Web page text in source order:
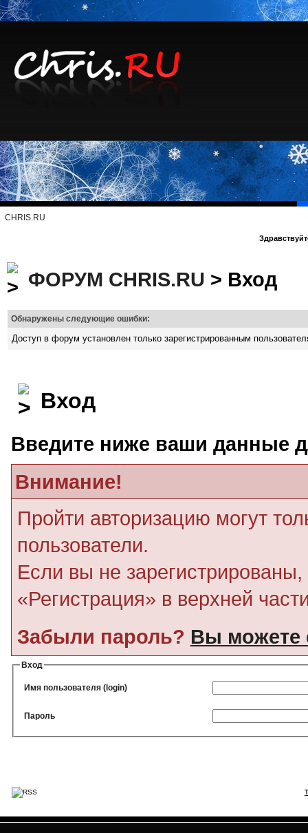
CHRIS.RU
ФОРУМ CHRIS.RU > Вход
Обнаружены следующие ошибки:
Доступ в форум установлен только зарегистрированным
Вход
Введите ниже ваши данные
Внимание!
Пройти авторизацию могут
пользователи.
Если вы не
«Регистрация» в верхней
Забыли пароль? Вы можете
Вход
Имя пользователя (login)
Пароль